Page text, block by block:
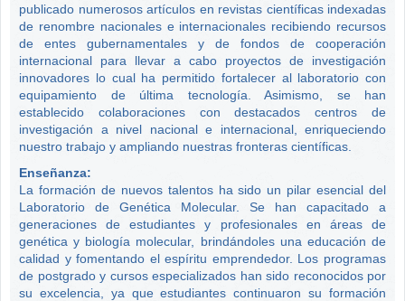
publicado numerosos artículos en revistas científicas indexadas
de renombre nacionales e internacionales recibiendo recursos
de entes gubernamentales y de fondos de cooperación
internacional para llevar a cabo proyectos de investigación
innovadores lo cual ha permitido fortalecer al laboratorio con
equipamiento de última tecnología. Asimismo, se han
establecido colaboraciones con destacados centros de
investigación a nivel nacional e internacional, enriqueciendo
nuestro trabajo y ampliando nuestras fronteras científicas.
Enseñanza:
La formación de nuevos talentos ha sido un pilar esencial del
Laboratorio de Genética Molecular. Se han capacitado a
generaciones de estudiantes y profesionales en áreas de
genética y biología molecular, brindándoles una educación de
calidad y fomentando el espíritu emprendedor. Los programas
de postgrado y cursos especializados han sido reconocidos por
su excelencia, ya que estudiantes continuaron su formación